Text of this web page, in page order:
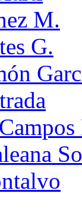
M.
G.